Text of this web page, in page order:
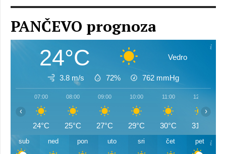
PANČEVO prognoza
24°C Vedro
3.8 m/s 72% 762 mmHg
07:00
24°C
08:00
25°C
09:00
27°C
10:00
29°C
11:00
30°C
12:00
31°C
‹ ›
sub ned pon uto sri čet pet